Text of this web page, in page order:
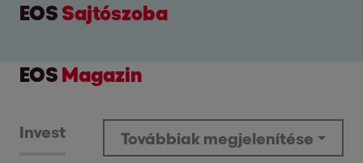
EOS Sajtószoba
EOS Magazin
Invest Továbbiak megjelenítése